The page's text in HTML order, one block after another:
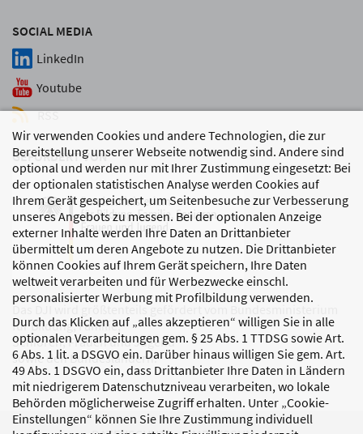
Wir verwenden Cookies und andere Technologien, die zur
Bereitstellung unserer Webseite notwendig sind. Andere sind
optional und werden nur mit Ihrer Zustimmung eingesetzt: Bei
der optionalen statistischen Analyse werden Cookies auf
Ihrem Gerät gespeichert, um Seitenbesuche zur Verbesserung
unseres Angebots zu messen. Bei der optionalen Anzeige
externer Inhalte werden Ihre Daten an Drittanbieter
übermittelt um deren Angebote zu nutzen. Die Drittanbieter
können Cookies auf Ihrem Gerät speichern, Ihre Daten
weltweit verarbeiten und für Werbezwecke einschl.
personalisierter Werbung mit Profilbildung verwenden.
Durch das Klicken auf „alles akzeptieren“ willigen Sie in alle
optionalen Verarbeitungen gem. § 25 Abs. 1 TTDSG sowie Art.
6 Abs. 1 lit. a DSGVO ein. Darüber hinaus willigen Sie gem. Art.
49 Abs. 1 DSGVO ein, dass Drittanbieter Ihre Daten in Ländern
mit niedrigerem Datenschutzniveau verarbeiten, wo lokale
Behörden möglicherweise Zugriff erhalten. Unter „Cookie-
Einstellungen“ können Sie Ihre Zustimmung individuell
SOCIAL MEDIA
LinkedIn
Youtube
RSS
GEFÖRDERT VON
Das DJI wird größtenteils gefördert vom Bundesministerium
für Bildung, Familie,
Senioren, Frauen und Jugend
sowie den Bundesländern.